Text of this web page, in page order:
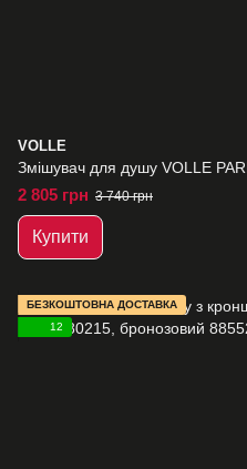
VOLLE
Змішувач для душу VOLLE
2 805 грн 3 740 грн
Купити
БЕЗКОШТОВНА ДОСТАВКА
12